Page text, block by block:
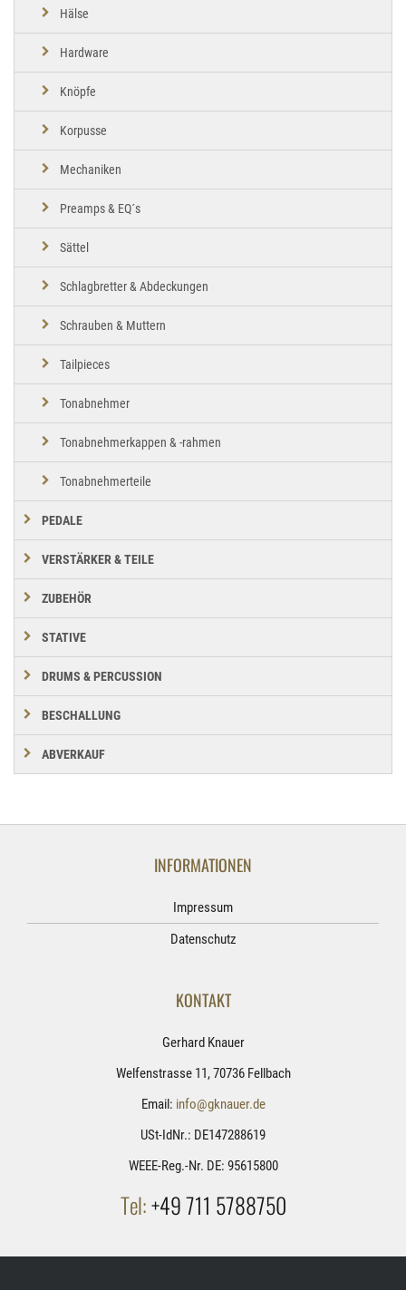
Hälse
Hardware
Knöpfe
Korpusse
Mechaniken
Preamps & EQ´s
Sättel
Schlagbretter & Abdeckungen
Schrauben & Muttern
Tailpieces
Tonabnehmer
Tonabnehmerkappen & -rahmen
Tonabnehmerteile
PEDALE
VERSTÄRKER & TEILE
ZUBEHÖR
STATIVE
DRUMS & PERCUSSION
BESCHALLUNG
ABVERKAUF
INFORMATIONEN
Impressum
Datenschutz
KONTAKT
Gerhard Knauer
Welfenstrasse 11, 70736 Fellbach
Email: info@gknauer.de
USt-IdNr.: DE147288619
WEEE-Reg.-Nr. DE: 95615800
Tel:+49 711 5788750